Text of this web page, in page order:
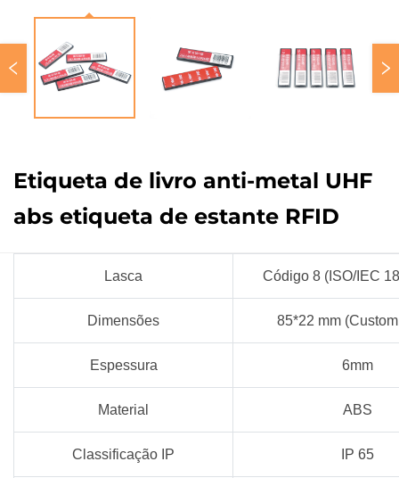
Etiqueta de livro anti-metal UHF
abs etiqueta de estante RFID
Lasca Código 8 (ISO/IEC
Dimensões 85*22 mm
Espessura 6mm
Material ABS
Classificação IP IP 65